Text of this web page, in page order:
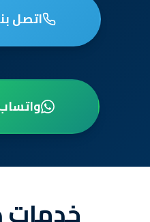
اتصل بنا
واتساب